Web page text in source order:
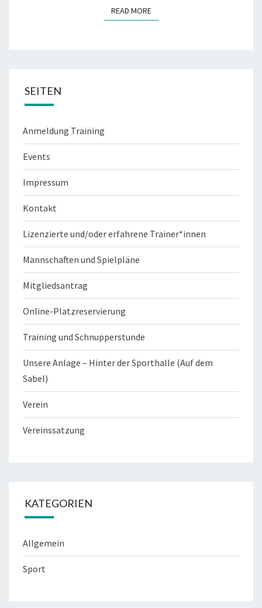
READ MOREREAD MORE
SEITEN
Anmeldung Training
Events
Impressum
Kontakt
Lizenzierte und/oder erfahrene Trainer*innen
Mannschaften und Spielpläne
Mitgliedsantrag
Online-Platzreservierung
Training und Schnupperstunde
Unsere Anlage – Hinter der Sporthalle (Auf dem
Sabel)
Verein
Vereinssatzung
KATEGORIEN
Allgemein
Sport